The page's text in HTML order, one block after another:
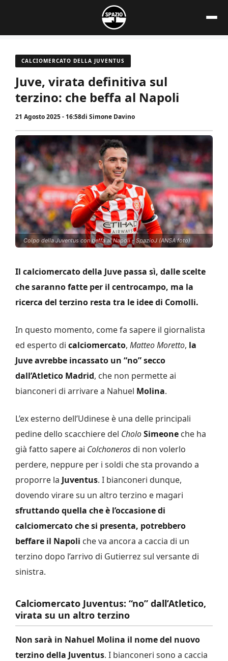
contenuto
CALCIOMERCATO DELLA JUVENTUS
Juve, virata definitiva sul
terzino: che beffa al Napoli
21 Agosto 2025 - 16:58di Simone Davino
Colpo della Juventus con beffa al Napoli - SpazioJ (ANSA foto)
Il calciomercato della Juve passa sì, dalle scelte
che saranno fatte per il centrocampo, ma la
ricerca del terzino resta tra le idee di Comolli.
In questo momento, come fa sapere il giornalista
ed esperto di calciomercato, Matteo Moretto, la
Juve avrebbe incassato un “no” secco
dall’Atletico Madrid, che non permette ai
bianconeri di arrivare a Nahuel Molina.
L’ex esterno dell’Udinese è una delle principali
pedine dello scacchiere del CholoSimeone che ha
già fatto sapere ai Colchoneros di non volerlo
perdere, neppure per i soldi che sta provando a
proporre la Juventus. I bianconeri dunque,
dovendo virare su un altro terzino e magari
sfruttando quella che è l’occasione di
calciomercato che si presenta, potrebbero
beffare il Napoli che va ancora a caccia di un
terzino dopo l’arrivo di Gutierrez sul versante di
sinistra.
Calciomercato Juventus: “no” dall’Atletico,
virata su un altro terzino
Non sarà in Nahuel Molina il nome del nuovo
terzino della Juventus. I bianconeri sono a caccia